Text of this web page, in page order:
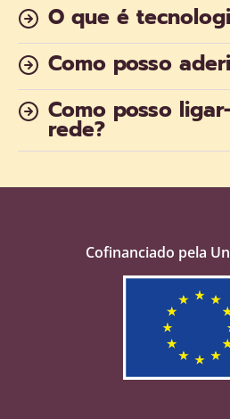
O que é
Como posso
Como posso
rede?
Cofinanciado pela